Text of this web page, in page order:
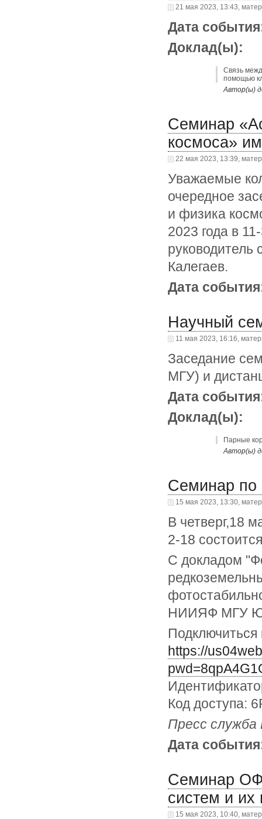
21 мая 2023, 13:43,
Дата
Доклад(ы):
Связь
помощью
Автор(ы)
Семинар
космоса»
22 мая 2023, 13:39,
Уважаемые
очередное
и физика
2023 года в
Калегаев.
Дата
Научный
11 мая 2023, 16:16,
Заседание
МГУ) и
Дата
Доклад(ы):
Парные
Автор(ы)
Семинар по
15 мая 2023, 13:30,
В четверг,18
2-18
С докладом
НИИЯФ МГУ
https://
Код доступа:
Пресс
Дата
Семинар
систем и их
15 мая 2023, 10:40,